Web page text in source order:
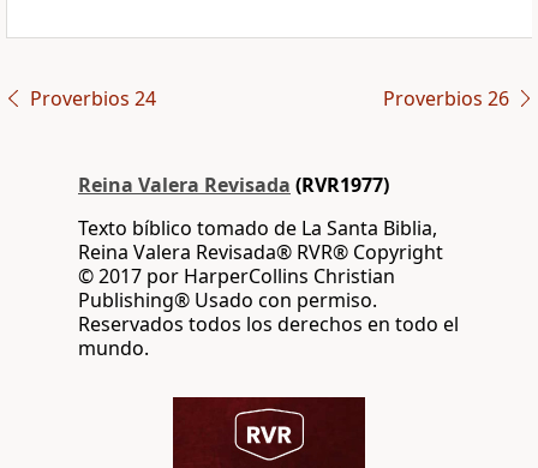
Proverbios 24 Proverbios 26
Reina Valera Revisada (RVR1977)
Texto bíblico tomado de La Santa Biblia,
Reina Valera Revisada® RVR® Copyright
© 2017 por HarperCollins Christian
Publishing® Usado con permiso.
Reservados todos los derechos en todo el
mundo.